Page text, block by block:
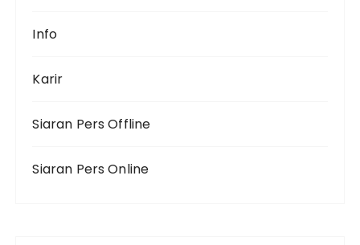
Info
Karir
Siaran Pers Offline
Siaran Pers Online